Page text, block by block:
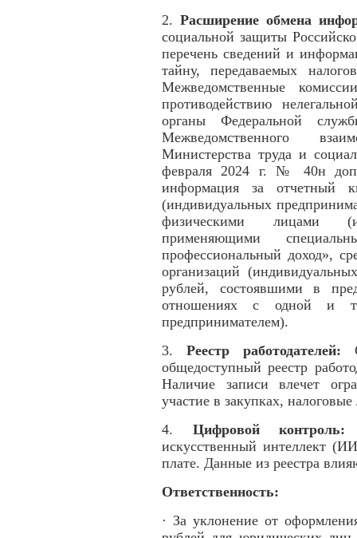
2. Расширение обмена
социальной защиты
перечень сведений и
тайну, передаваемых
Межведомственные
противодействию
органы Федеральной
Межведомственного
Министерства труда и
февраля 2024 г. № 40н
информация за отчетный
(индивидуальных
физическими лицами
применяющими
профессиональный доход»,
организаций
рублей, состоявшими в
отношениях с одной и
предпринимателем).
3. Реестр работодателей:
общедоступный реестр
Наличие записи влечет
участие в закупках,
4. Цифровой контроль:
искусственный интеллект
плате. Данные из реестра
Ответственность:
· За уклонение от